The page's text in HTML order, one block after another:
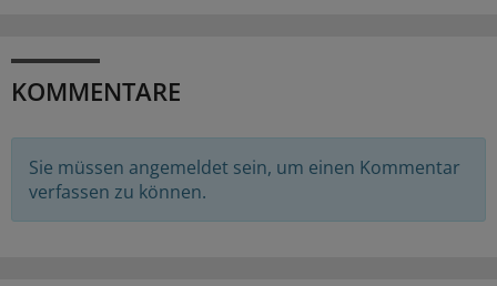
KOMMENTARE
Sie müssen angemeldet sein, um einen Kommentar
verfassen zu können.